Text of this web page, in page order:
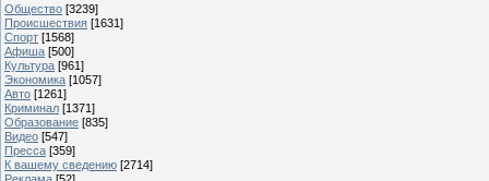
Общество [3239]
Происшествия [1631]
Спорт [1568]
Афиша [500]
Культура [961]
Экономика [1057]
Авто [1261]
Криминал [1371]
Образование [835]
Видео [547]
Пресса [359]
К вашему сведению [2714]